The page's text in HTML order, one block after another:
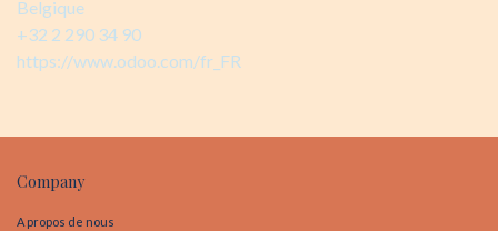
Belgique
+32 2 290 34 90
https://www.odoo.com/fr_FR
Company
A propos de nous